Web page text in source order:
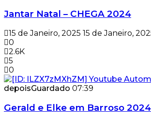
Jantar Natal – CHEGA 2024
15 de Janeiro, 2025 15 de Janeiro,
0
2.6K
5
0
depoisGuardado 07:39
Gerald e Elke em Barroso 2024